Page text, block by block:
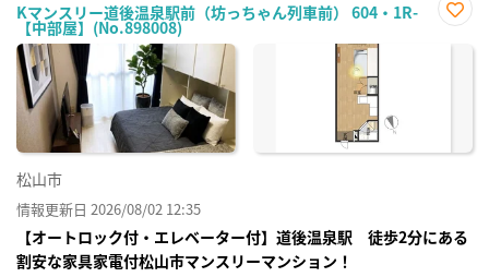
Kマンスリー道後温泉駅前（坊っちゃん列車前） 604・1R-
【中部屋】(No.898008)
に入
松山市
情報更新日 2026/08/02 12:35
【オートロック付・エレベーター付】道後温泉駅 徒歩2分にある
割安な家具家電付松山市マンスリーマンション！